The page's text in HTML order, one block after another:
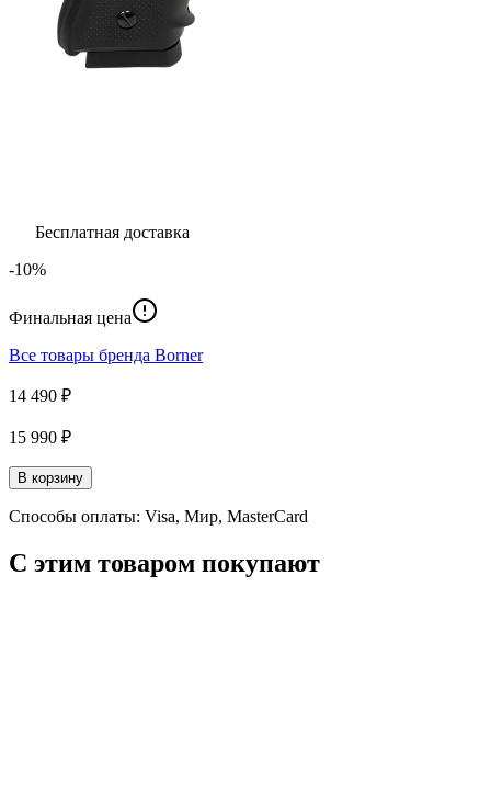
Бесплатная доставка
-10%
Финальная цена
Все товары бренда Borner
14 490 ₽
15 990 ₽
В корзину
Способы оплаты: Visa, Мир, MasterCard
С этим товаром покупают